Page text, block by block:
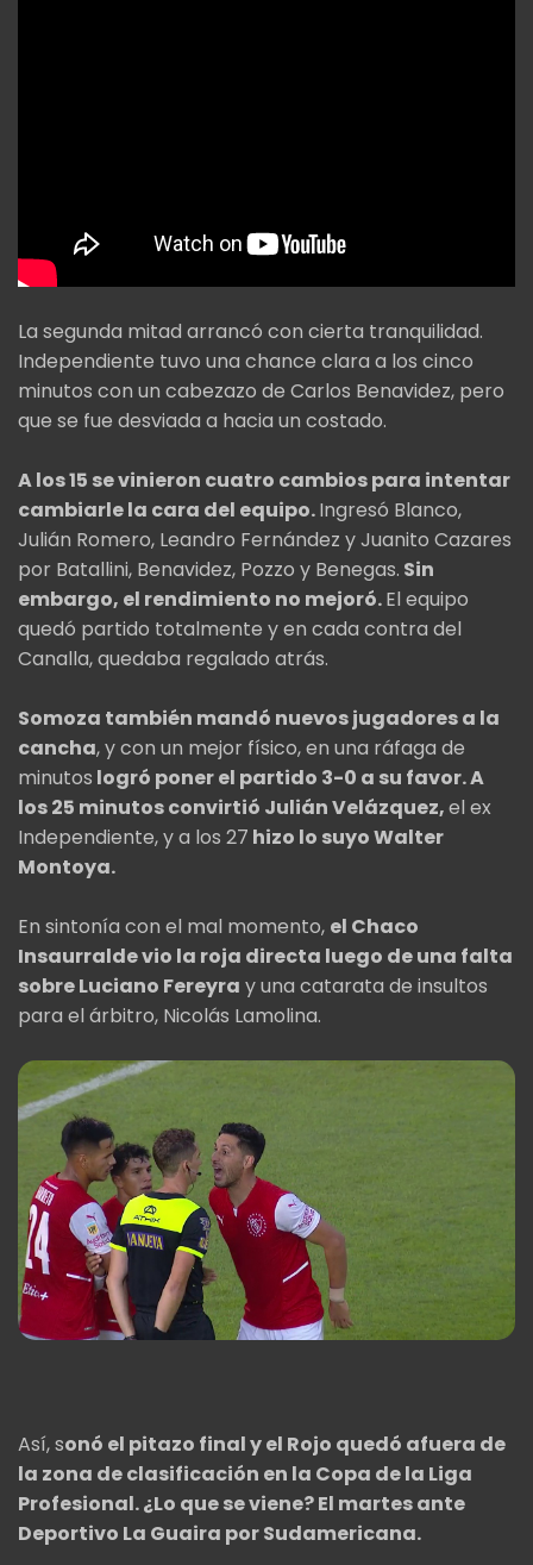
La segunda mitad arrancó con cierta tranquilidad.
Independiente tuvo una chance clara a los cinco
minutos con un cabezazo de Carlos Benavidez, pero
que se fue desviada a hacia un costado.
A los 15 se vinieron cuatro cambios para intentar
cambiarle la cara del equipo.Ingresó Blanco,
Julián Romero, Leandro Fernández y Juanito Cazares
por Batallini, Benavidez, Pozzo y Benegas. Sin
embargo, el rendimiento no mejoró.El equipo
quedó partido totalmente y en cada contra del
Canalla, quedaba regalado atrás.
Somoza también mandó nuevos jugadores a la
cancha, y con un mejor físico, en una ráfaga de
minutos logró poner el partido 3-0 a su favor. A
los 25 minutos convirtió Julián Velázquez,el ex
Independiente, y a los 27 hizo lo suyo Walter
Montoya.
En sintonía con el mal momento, el Chaco
Insaurralde vio la roja directa luego de una falta
sobre Luciano Fereyra y una catarata de insultos
para el árbitro, Nicolás Lamolina.
Así, sonó el pitazo final y el Rojo quedó afuera de
la zona de clasificación en la Copa de la Liga
Profesional. ¿Lo que se viene? El martes ante
Deportivo La Guaira por Sudamericana.